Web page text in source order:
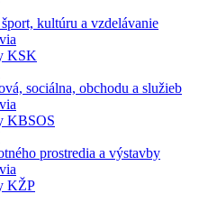
kultúru a vzdelávanie
KSK
sociálna, obchodu a služieb
KBSOS
prostredia a výstavby
KŽP